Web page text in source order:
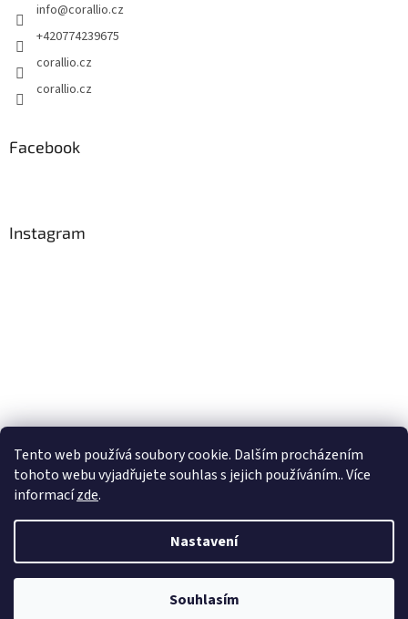
Tento web používá soubory cookie. Dalším procházením
tohoto webu vyjadřujete souhlas s jejich používáním.. Více
informacízde.
Nastavení
Souhlasím
info@corallio.cz
+420774239675
corallio.cz
corallio.cz
Facebook
Instagram
Sledovat na Instagramu
Copyright 2026Corallio. Všechna práva vyhrazena.Upravit
nastavení cookies